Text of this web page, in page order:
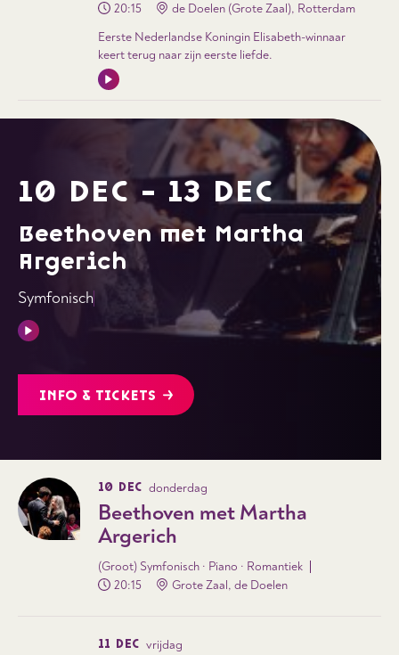
20:15
de Doelen (Grote Zaal), Rotterdam
Eerste Nederlandse Koningin Elisabeth-winnaar
keert terug naar zijn eerste liefde.
10 DEC - 13 DEC
Beethoven met Martha
Argerich
Symfonisch
INFO & TICKETS
10 DEC donderdag
Beethoven met Martha
Argerich
(Groot) Symfonisch · Piano · Romantiek
20:15
Grote Zaal, de Doelen
11 DEC vrijdag